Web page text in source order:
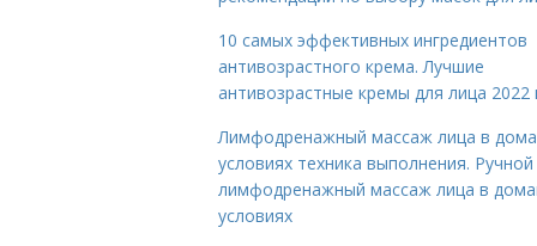
10 самых эффективных ингредиентов
антивозрастного крема. Лучшие
антивозрастные кремы для лица 2022
Лимфодренажный массаж лица в
условиях техника выполнения. Ручной
лимфодренажный массаж лица в
условиях